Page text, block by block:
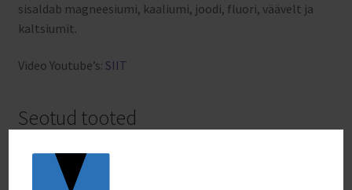
sisaldab magneesiumi, kaaliumi, joodi, fluori, väävelt ja
kaltsiumit.
Video Youtube’s: SIIT
Seotud tooted